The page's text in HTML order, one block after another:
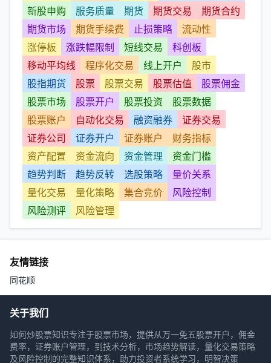
新股申购
服务质量 期货 期货交易
期货合约
期货市场
期货手续费 止损策略
流动性
涨停板
涨跌幅限制 短线交易
科创板
移动平均线
程序化交易 线上开户
股市
股指期货
股票 股票交易 股票估值
股票佣金
股票市场
股票开户 股票投资
股票数据
股票账户
自动化交易 融资融券
证券交易
证券公司
证券开户 证券账户
财务指标
资产配置
资金流向 资金管理
资金门槛
趋势判断
趋势反转 选股策略
量价关系
量化交易
量化策略 集合竞价
风险控制
风险测评
风险管理
友情链接
同花顺
关于我们
如何炒股票知识专注于股票市场，提供从万一免五股票开户，佣金
费率，证券账户管理，到技术分析，市场趋势解读，量化交易策略
及风险控制的完整知识体系，助力投资者系统学习，明智决策